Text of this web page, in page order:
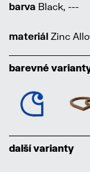
barva Black, ---
materiál Zinc
barevné
další varianty